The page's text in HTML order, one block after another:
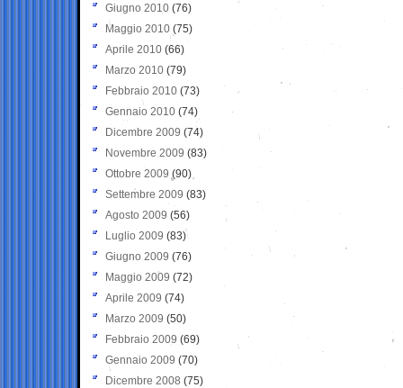
Giugno 2010 (76)
Maggio 2010 (75)
Aprile 2010 (66)
Marzo 2010 (79)
Febbraio 2010 (73)
Gennaio 2010 (74)
Dicembre 2009 (74)
Novembre 2009 (83)
Ottobre 2009 (90)
Settembre 2009 (83)
Agosto 2009 (56)
Luglio 2009 (83)
Giugno 2009 (76)
Maggio 2009 (72)
Aprile 2009 (74)
Marzo 2009 (50)
Febbraio 2009 (69)
Gennaio 2009 (70)
Dicembre 2008 (75)